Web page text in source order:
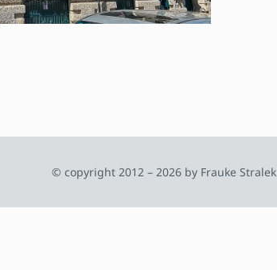
© copyright 2012 – 2026 by Frauke Stralek